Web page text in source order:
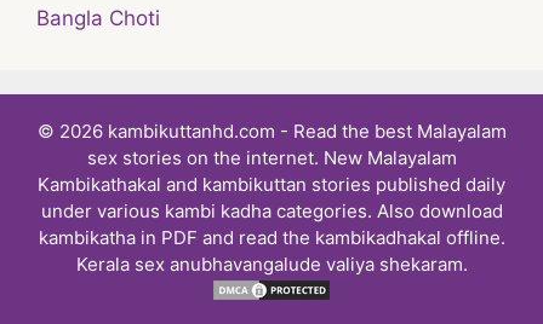
Bangla Choti
© 2026 kambikuttanhd.com - Read the best Malayalam
sex stories on the internet. New Malayalam
Kambikathakal and kambikuttan stories published daily
under various kambi kadha categories. Also download
kambikatha in PDF and read the kambikadhakal offline.
Kerala sex anubhavangalude valiya shekaram.